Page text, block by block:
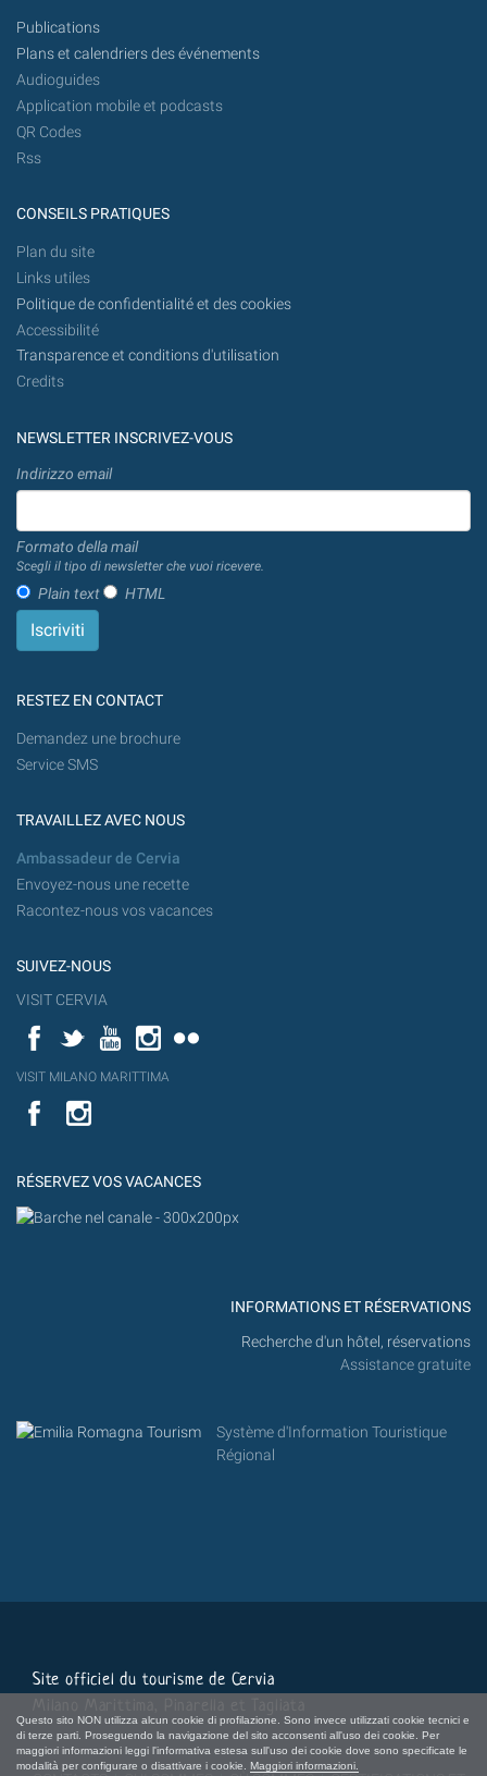
Questo sito NON utilizza alcun cookie di profilazione. Sono invece utilizzati cookie tecnici e
di terze parti. Proseguendo la navigazione del sito acconsenti all'uso dei cookie. Per
maggiori informazioni leggi l'informativa estesa sull'uso dei cookie dove sono specificate le
modalità per configurare o disattivare i cookie. Maggiori informazioni.
Publications
Plans et calendriers des événements
Audioguides
Application mobile et podcasts
QR Codes
Rss
CONSEILS PRATIQUES
Plan du site
Links utiles
Politique de confidentialité et des cookies
Accessibilité
Transparence et conditions d'utilisation
Credits
NEWSLETTER INSCRIVEZ-VOUS
Indirizzo email
Formato della mail
Scegli il tipo di newsletter che vuoi ricevere.
Plain text HTML
RESTEZ EN CONTACT
Demandez une brochure
Service SMS
TRAVAILLEZ AVEC NOUS
Ambassadeur de Cervia
Envoyez-nous une recette
Racontez-nous vos vacances
SUIVEZ-NOUS
VISIT CERVIA
FacebookTwitterYouTubeInstagram
YouT
VISIT MILANO MARITTIMA
Flick
VISIT
MILANO
YouTube
RÉSERVEZ VOS VACANCES
INFORMATIONS ET RÉSERVATIONS
Recherche d'un hôtel, réservations
Assistance gratuite
Système d'Information Touristique
Régional
Site officiel du tourisme de Cervia